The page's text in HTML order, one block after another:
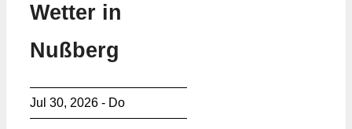
Wetter in
Nußberg
Jul 30, 2026 - Do